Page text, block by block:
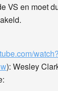
VS en moet
): Wesley